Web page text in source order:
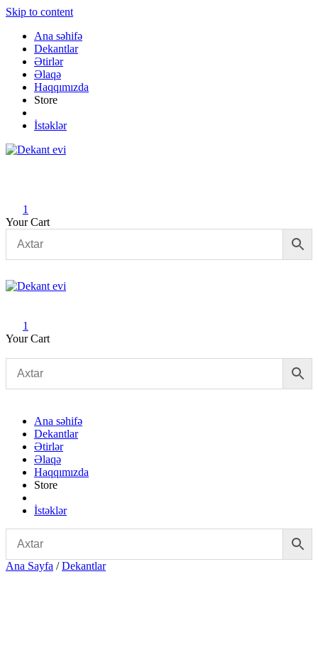
Skip to content
Ana səhifə
Dekantlar
Ətirlər
Əlaqə
Haqqımızda
Store
İstəklər
1
Your Cart
1
Your Cart
Ana səhifə
Dekantlar
Ətirlər
Əlaqə
Haqqımızda
Store
İstəklər
Ana Sayfa /Dekantlar